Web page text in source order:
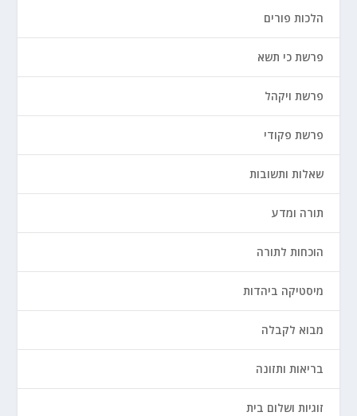
הלכות פורים
פרשת כי תשא
פרשת ויקהל
פרשת פקודי
שאלות ותשובות
תורה ומדע
הוכחות לתורה
מיסטיקה ביהדות
מבוא לקבלה
בריאות ותזונה
זוגיות ושלום בית